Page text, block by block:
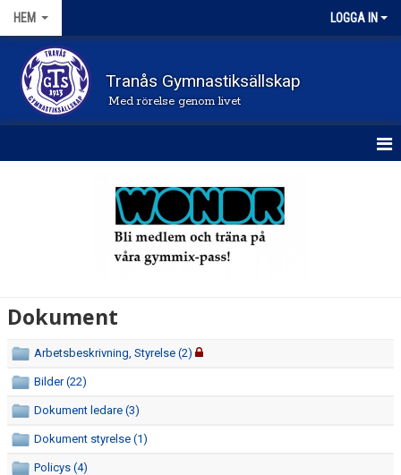
HEM LOGGA IN
Tranås Gymnastiksällskap
Med rörelse genom livet
FRÅGOR OCH SVAR
PRISER OCH ANMÄLAN
PASSINFO
Dokument
Arbetsbeskrivning, Styrelse (2)
Bilder (22)
Dokument ledare (3)
Dokument styrelse (1)
Policys (4)